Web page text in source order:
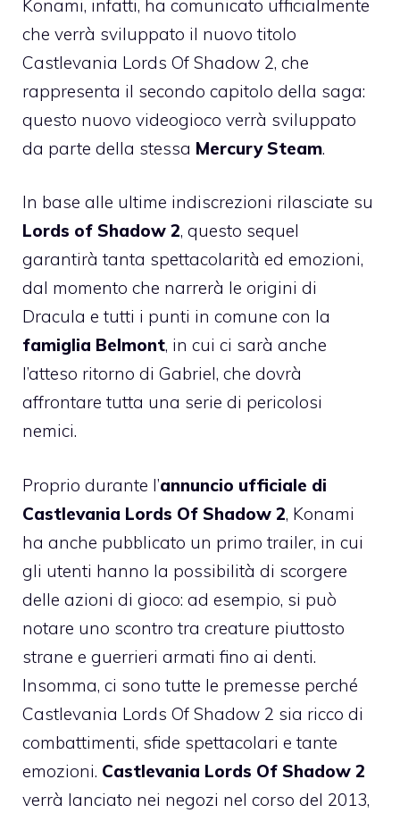
Konami, infatti, ha comunicato ufficialmente
che verrà sviluppato il nuovo titolo
Castlevania Lords Of Shadow 2, che
rappresenta il secondo capitolo della saga:
questo nuovo videogioco verrà sviluppato
da parte della stessa Mercury Steam.
In base alle ultime indiscrezioni rilasciate su
Lords of Shadow 2, questo sequel
garantirà tanta spettacolarità ed emozioni,
dal momento che narrerà le origini di
Dracula e tutti i punti in comune con la
famiglia Belmont, in cui ci sarà anche
l’atteso ritorno di Gabriel, che dovrà
affrontare tutta una serie di pericolosi
nemici.
Proprio durante l’annuncio ufficiale di
Castlevania Lords Of Shadow 2, Konami
ha anche pubblicato un primo trailer, in cui
gli utenti hanno la possibilità di scorgere
delle azioni di gioco: ad esempio, si può
notare uno scontro tra creature piuttosto
strane e guerrieri armati fino ai denti.
Insomma, ci sono tutte le premesse perché
Castlevania Lords Of Shadow 2 sia ricco di
combattimenti, sfide spettacolari e tante
emozioni. Castlevania Lords Of Shadow 2
verrà lanciato nei negozi nel corso del 2013,